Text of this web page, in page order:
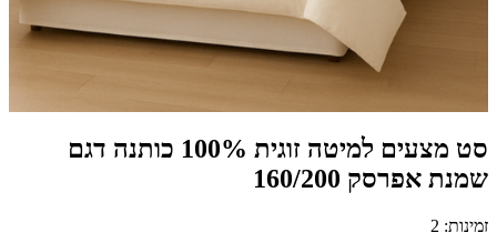
סט מצעים למיטה זוגית 100% כותנה דגם
שמנת אפרסק 160/200
זמינות: 2